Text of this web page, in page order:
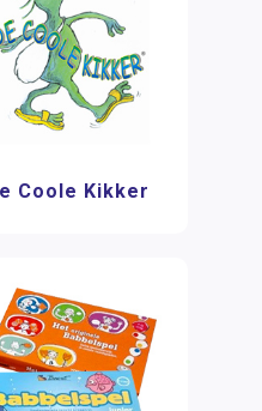
Coole Kikker